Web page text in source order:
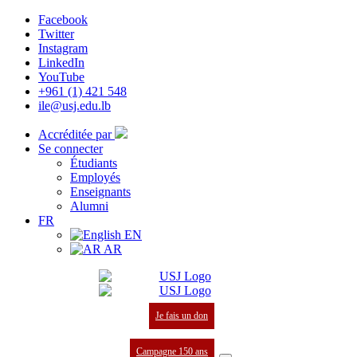
Facebook
Twitter
Instagram
LinkedIn
YouTube
+961 (1) 421 548
ile@usj.edu.lb
Accréditée par
Se connecter
Étudiants
Employés
Enseignants
Alumni
FR
EN
AR
Je fais un don
Campagne 150 ans